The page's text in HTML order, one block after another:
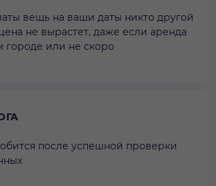
вещь на ваши даты никто другой
не вырастет, даже если аренда
городе или не скоро
после успешной проверки